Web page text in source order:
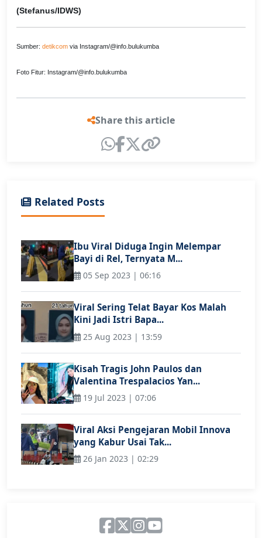
(Stefanus/IDWS)
Sumber: detikcom via Instagram/@info.bulukumba
Foto Fitur: Instagram/@info.bulukumba
Share this article
Related Posts
Ibu Viral Diduga Ingin Melempar
Bayi di Rel, Ternyata M...
05 Sep 2023 | 06:16
Viral Sering Telat Bayar Kos Malah
Kini Jadi Istri Bapa...
25 Aug 2023 | 13:59
Kisah Tragis John Paulos dan
Valentina Trespalacios Yan...
19 Jul 2023 | 07:06
Viral Aksi Pengejaran Mobil Innova
yang Kabur Usai Tak...
26 Jan 2023 | 02:29